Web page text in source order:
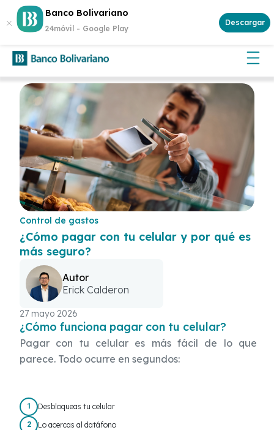
Banco Bolivariano
24móvil - Google Play
Descargar
¡Gana $500 cada semana!Abre tu cuenta y participa.Aplican
términos y condiciones
Control de gastos
¿Cómo pagar con tu celular y por qué es
más seguro?
Autor
Erick Calderon
27 mayo 2026
¿Cómo funciona pagar con tu celular?
Pagar con tu celular es más fácil de lo que
parece. Todo ocurre en segundos:
1 Desbloqueas tu celular
2 Lo acercas al datáfono